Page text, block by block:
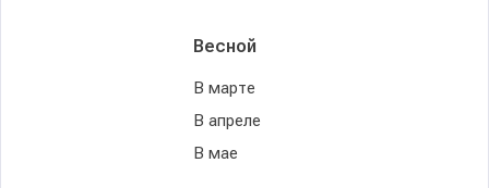
Весной
В марте
В апреле
В мае